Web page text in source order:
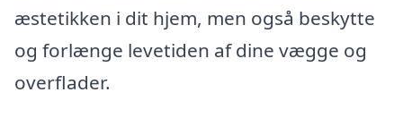
æstetikken i dit hjem, men også beskytte
og forlænge levetiden af dine vægge og
overflader.